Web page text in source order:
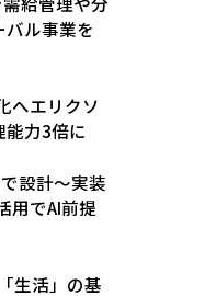
ル事業を
へエリクソ
力3倍に
設計〜実装
用でAI前提
生活」の基